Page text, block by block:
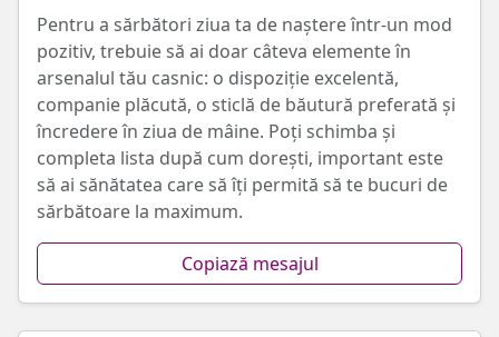
Pentru a sărbători ziua ta de naștere într-un mod
pozitiv, trebuie să ai doar câteva elemente în
arsenalul tău casnic: o dispoziție excelentă,
companie plăcută, o sticlă de băutură preferată și
încredere în ziua de mâine. Poți schimba și
completa lista după cum dorești, important este
să ai sănătatea care să îți permită să te bucuri de
sărbătoare la maximum.
Copiază mesajul